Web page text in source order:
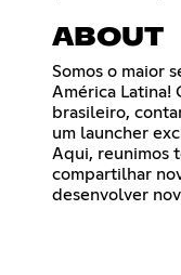
ABOUT
Somos o maior
América Latina!
brasileiro,
um launcher
Aqui, reunimos
compartilhar
desenvolver